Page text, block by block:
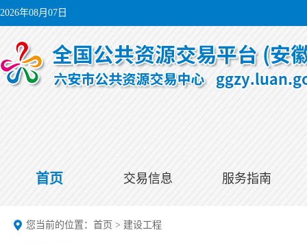
2026年08月07日
首页 交易信息 服务指南
您当前的位置： 首页 > 建设工程